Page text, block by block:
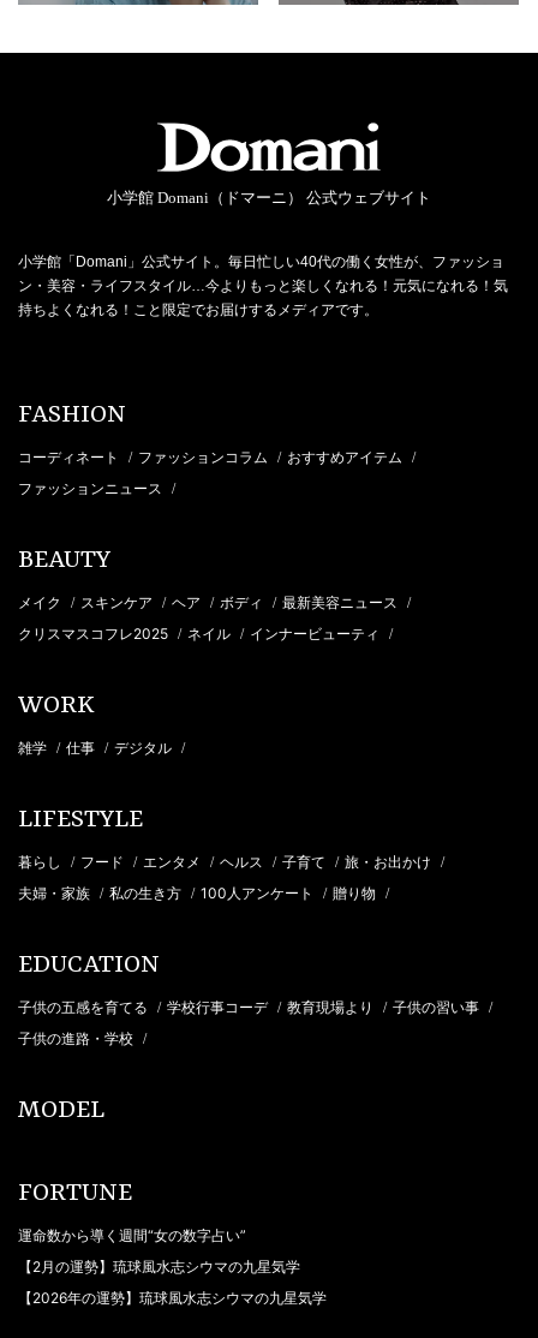
小学館 Domani（ドマーニ） 公式ウェブサイト
小学館「Domani」公式サイト。毎日忙しい40代の働く女性が、ファッショ
ン・美容・ライフスタイル…今よりもっと楽しくなれる！元気になれる！気
持ちよくなれる！こと限定でお届けするメディアです。
FASHION
コーディネート / ファッションコラム / おすすめアイテム /
ファッションニュース /
BEAUTY
メイク / スキンケア / ヘア / ボディ / 最新美容ニュース /
クリスマスコフレ2025 / ネイル / インナービューティ /
WORK
雑学 / 仕事 / デジタル /
LIFESTYLE
暮らし / フード / エンタメ / ヘルス / 子育て / 旅・お出かけ /
夫婦・家族 / 私の生き方 / 100人アンケート / 贈り物 /
EDUCATION
子供の五感を育てる / 学校行事コーデ / 教育現場より / 子供の習い事 /
子供の進路・学校 /
MODEL
FORTUNE
運命数から導く週間“女の数字占い”
【2月の運勢】琉球風水志シウマの九星気学
【2026年の運勢】琉球風水志シウマの九星気学